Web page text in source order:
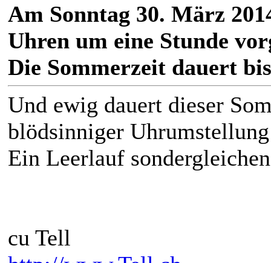
Am Sonntag 30. März
Uhren um eine Stunde
Die Sommerzeit dauert
Und ewig dauert dieser
blödsinniger
Ein Leerlauf
cu Tell